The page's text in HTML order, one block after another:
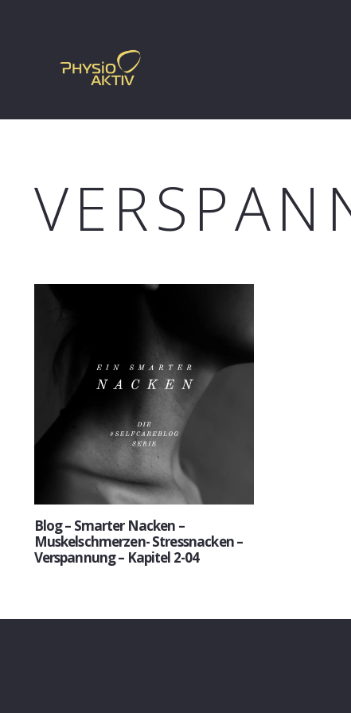
Blog – Smarter Nacken –
Muskelschmerzen- Stressnacken –
Verspannung – Kapitel 2-04